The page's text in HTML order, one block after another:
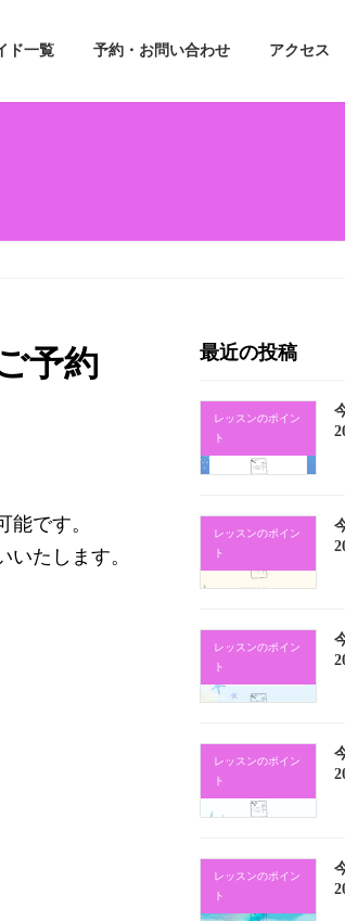
ド一覧 予約・お問い合わせ アクセス
予約
です。
たします。
最近の投稿
レッスンのポイン
ト
レッスンのポイン
ト
レッスンのポイン
ト
レッスンのポイン
ト
レッスンのポイン
ト